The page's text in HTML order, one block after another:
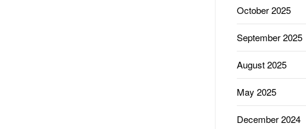
October 2025
September 2025
August 2025
May 2025
December 2024